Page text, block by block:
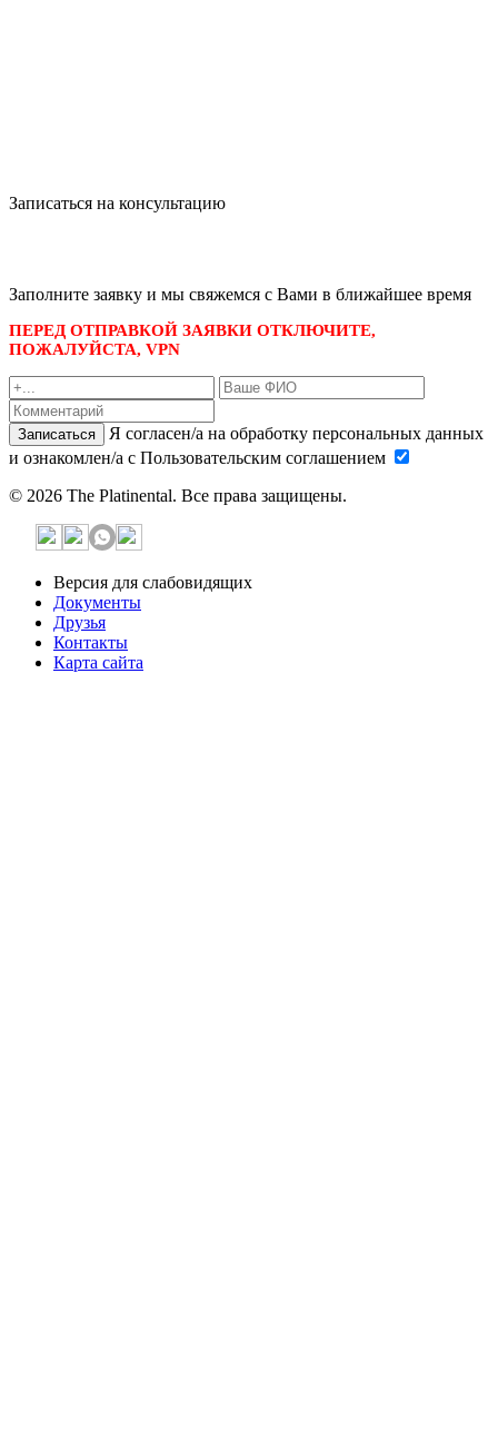
Записаться на консультацию
Заполните заявку и мы свяжемся с Вами в ближайшее время
ПЕРЕД ОТПРАВКОЙ ЗАЯВКИ ОТКЛЮЧИТЕ,
ПОЖАЛУЙСТА, VPN
Записаться
Я согласен/а на обработку персональных данных
и ознакомлен/а с Пользовательским соглашением
© 2026 The Platinental. Все права защищены.
Версия для слабовидящих
Документы
Друзья
Контакты
Карта сайта